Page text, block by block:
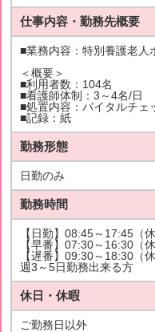
仕事内容・勤務先概要
■業務内容：特別養護老人
＜概要＞
■利用者数：104名
■看護師体制：3～4名/日
■処置内容：バイタルチェ
■記録：紙
勤務形態
日勤のみ
勤務時間
【日勤】08:45～17:45（
【早番】07:30～16:30（
【遅番】09:30～18:30（
週3～5日勤務出来る方
休日・休暇
ご勤務日以外